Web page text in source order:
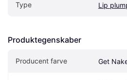
Type Lip
Produktegenskaber
Producent farve Get